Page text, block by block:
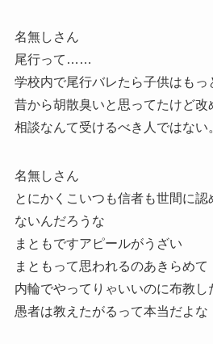
名無しさん
尾行って……
学校内で尾行バレたら子供はもっ
昔から胡散臭いと思ってたけど改
相談なんて受けるべき人ではない
名無しさん
とにかくこいつも信者も世間に
ないんだろうな
まともですアピールがうざい
まともって思われるのあきらめて
内輪でやってりゃいいのに布教
愚者は教えたがるって本当だよな